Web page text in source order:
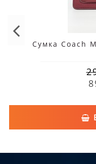
Сумка Coach